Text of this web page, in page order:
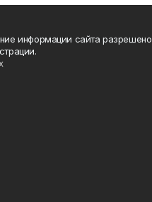
информации сайта разрешено